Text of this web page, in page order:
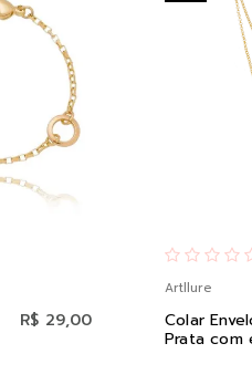
R$ 29,00
Artllure
Colar
Prata com